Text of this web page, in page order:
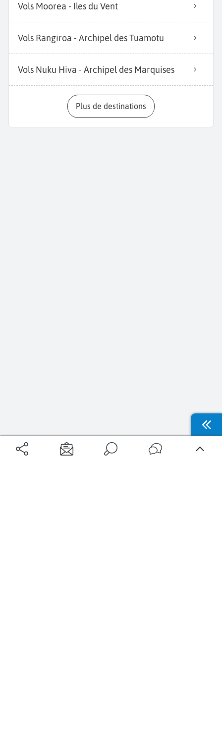
Vols Moorea - Iles du Vent
Vols Rangiroa - Archipel des Tuamotu
Vols Nuku Hiva - Archipel des Marquises
Plus de destinations